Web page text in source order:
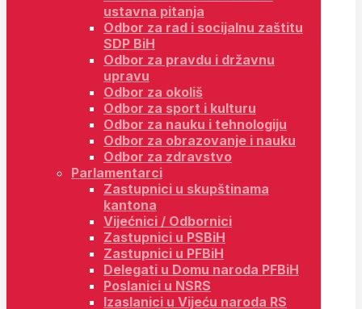
ustavna pitanja
Odbor za rad i socijalnu zaštitu
SDP BiH
Odbor za pravdu i državnu
upravu
Odbor za okoliš
Odbor za sport i kulturu
Odbor za nauku i tehnologiju
Odbor za obrazovanje i nauku
Odbor za zdravstvo
Parlamentarci
Zastupnici u skupštinama
kantona
Vijećnici / Odbornici
Zastupnici u PSBiH
Zastupnici u PFBiH
Delegati u Domu naroda PFBiH
Poslanici u NSRS
Izaslanici u Vijeću naroda RS